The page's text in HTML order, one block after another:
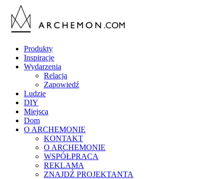
Produkty
Inspiracje
Wydarzenia
Relacja
Zapowiedź
Ludzie
DIY
Miejsca
Dom
O ARCHEMONIE
KONTAKT
O ARCHEMONIE
WSPÓŁPRACA
REKLAMA
ZNAJDŹ PROJEKTANTA